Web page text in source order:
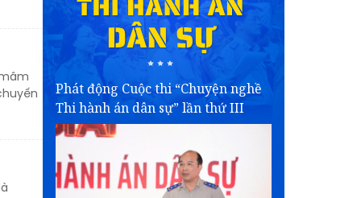
Phát động Cuộc thi “Chuyện nghề
Thi hành án dân sự” lần thứ III